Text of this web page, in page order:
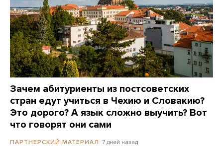
Зачем абитуриенты из постсоветских
стран едут учиться в Чехию и Словакию?
Это дорого? А язык сложно выучить? Вот
что говорят они сами
ПАРТНЕРСКИЙ МАТЕРИАЛ 7 дней назад